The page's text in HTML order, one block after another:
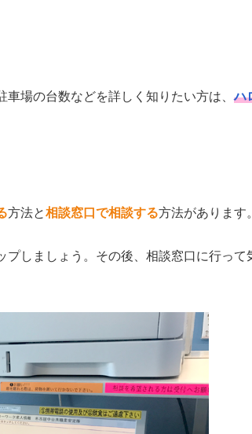
車場の台数などを詳しく知りたい方は、ハ
方法と相談窓口で相談する方法があります
しましょう。その後、相談窓口に行って